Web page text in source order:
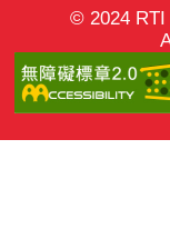
© 2024 RTI